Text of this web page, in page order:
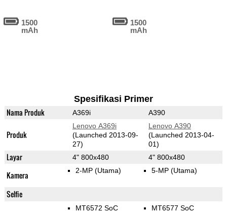
1500
mAh
1500
mAh
Spesifikasi Primer
Nama Produk A369i A390
Produk
Lenovo A369i
(Launched 2013-09-
27)
Lenovo A390
(Launched 2013-04-
01)
Layar 4" 800x480 4" 800x480
Kamera 2-MP (Utama) 5-MP (Utama)
Selfie
MT6572 SoC MT6577 SoC